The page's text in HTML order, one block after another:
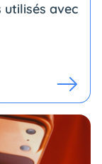
utilisés avec